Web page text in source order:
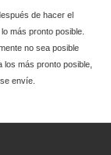
de hacer el
más pronto posible.
no sea posible
más pronto posible,
envíe.